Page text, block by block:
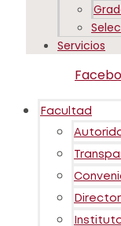
Servicios
Facultad